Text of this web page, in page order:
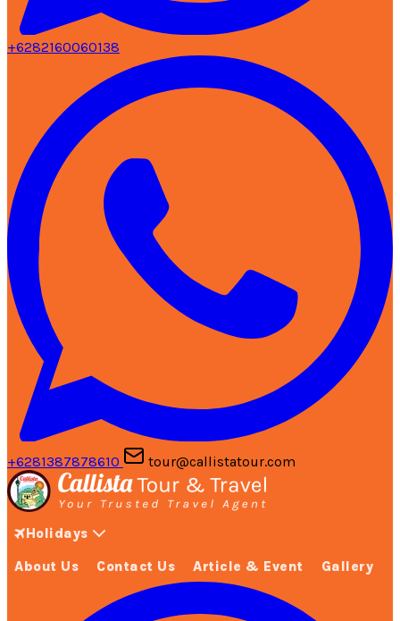
+6282160060138
+6281387878610 tour@callistatour.com
Holidays
About Us Contact Us Article & Event Gallery